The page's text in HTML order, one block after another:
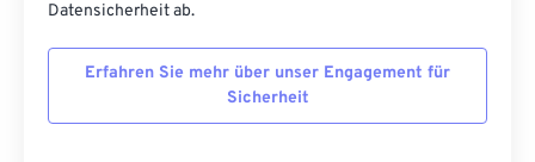
Datensicherheit ab.
Erfahren Sie mehr über unser Engagement für
Sicherheit